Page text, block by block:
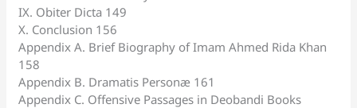
k
sl
at
e
IX. Obiter Dicta 149
X. Conclusion 156
Appendix A. Brief Biography of Imam Ahmed Rida Khan
158
Appendix B. Dramatis Personæ 161
Appendix C. Offensive Passages in Deobandi Books